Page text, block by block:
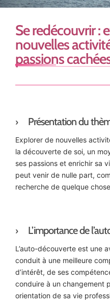
Se redécouvrir :
nouvelles
passions
Présentation du
Explorer de nouvelles
la découverte de soi, un
ses passions et enrichir sa
peut venir de nulle part,
recherche de quelque
L’importance de
L’auto-découverte est une
conduit à une meilleure
d’intérêt, de ses
conduire à un changement
orientation de sa vie